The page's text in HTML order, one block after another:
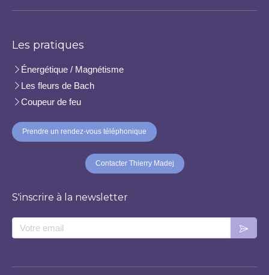
Les pratiques
Énergétique / Magnétisme
Les fleurs de Bach
Coupeur de feu
Prendre un rendez-vous téléphonique
Contacter Thierry Madej
S'inscrire à la newsletter
Votre email